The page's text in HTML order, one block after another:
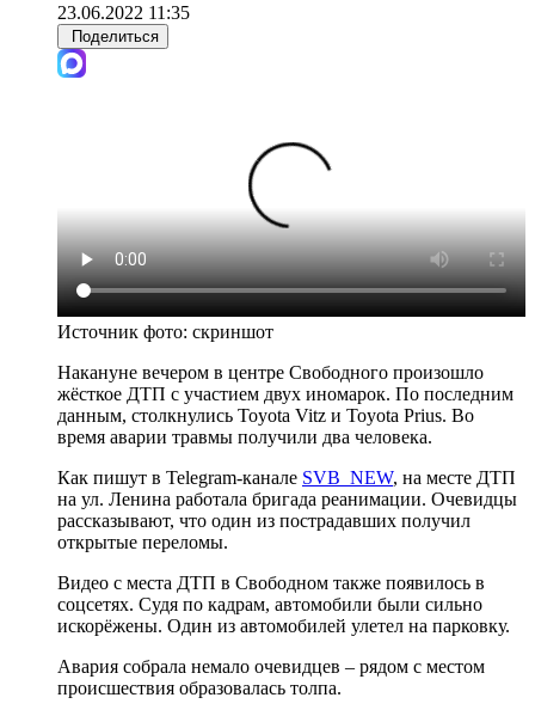
23.06.2022 11:35
Поделиться
Источник фото: скриншот
Накануне вечером в центре Свободного произошло
жёсткое ДТП с участием двух иномарок. По последним
данным, столкнулись Toyota Vitz и Toyota Prius. Во
время аварии травмы получили два человека.
Как пишут в Telegram-канале SVB_NEW, на месте ДТП
на ул. Ленина работала бригада реанимации. Очевидцы
рассказывают, что один из пострадавших получил
открытые переломы.
Видео с места ДТП в Свободном также появилось в
соцсетях. Судя по кадрам, автомобили были сильно
искорёжены. Один из автомобилей улетел на парковку.
Авария собрала немало очевидцев – рядом с местом
происшествия образовалась толпа.